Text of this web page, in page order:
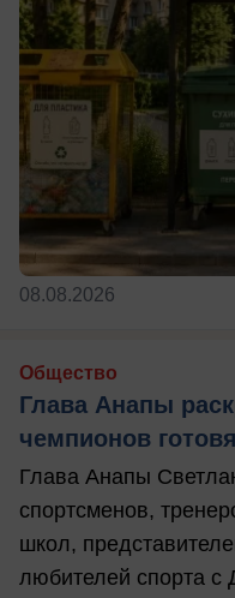
08.08.2026
Общество
Глава Анапы
чемпионов
Глава Анапы
спортсменов,
школ,
любителей спорта с